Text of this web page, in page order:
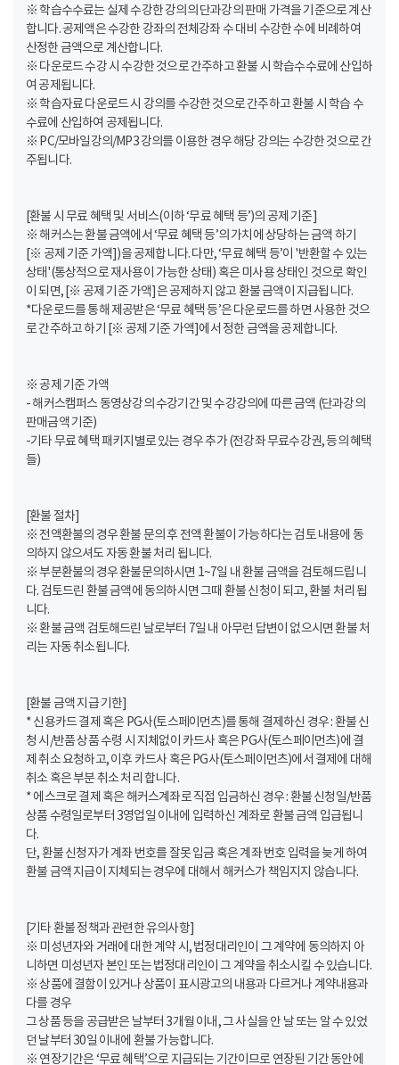
※ 학습수수료는 실제 수강한 강의의 단과강의 판매 가격을 기준으로 계산
합니다. 공제액은 수강한 강좌의 전체강좌 수 대비 수강한 수에 비례하여
산정한 금액으로 계산합니다.
※ 다운로드 수강 시 수강한 것으로 간주하고 환불 시 학습수수료에 산입하
여 공제됩니다.
※ 학습자료 다운로드 시 강의를 수강한 것으로 간주하고 환불 시 학습 수
수료에 산입하여 공제됩니다.
※ PC/모바일강의/MP3 강의를 이용한 경우 해당 강의는 수강한 것으로 간
주됩니다.
[환불 시 무료 혜택 및 서비스(이하 ‘무료 혜택 등’)의 공제 기준]
※ 해커스는 환불 금액에서 ‘무료 혜택 등’의 가치에 상당하는 금액 하기
[※ 공제 기준 가액])을 공제합니다. 다만, ‘무료 혜택 등’이 '반환할 수 있는
상태'(통상적으로 재사용이 가능한 상태) 혹은 미사용 상태인 것으로 확인
이 되면, [※ 공제 기준 가액]은 공제하지 않고 환불 금액이 지급됩니다.
*다운로드를 통해 제공받은 ‘무료 혜택 등’은 다운로드를 하면 사용한 것으
로 간주하고 하기 [※ 공제 기준 가액]에서 정한 금액을 공제합니다.
※ 공제 기준 가액
- 해커스캠퍼스 동영상강의 수강기간 및 수강강의에 따른 금액 (단과강의
판매금액 기준)
-기타 무료 혜택 패키지별로 있는 경우 추가 (전강좌 무료수강권, 등의 혜택
들)
[환불 절차]
※ 전액환불의 경우 환불 문의 후 전액 환불이 가능하다는 검토 내용에 동
의하지 않으셔도 자동 환불 처리 됩니다.
※ 부분환불의 경우 환불문의하시면 1~7일 내 환불 금액을 검토해드립니
다. 검토드린 환불 금액에 동의하시면 그때 환불 신청이 되고, 환불 처리 됩
니다.
※ 환불 금액 검토해드린 날로부터 7일 내 아무런 답변이 없으시면 환불 처
리는 자동 취소됩니다.
[환불 금액 지급 기한]
* 신용카드 결제 혹은 PG사(토스페이먼츠)를 통해 결제하신 경우 : 환불 신
청 시/반품 상품 수령 시 지체없이 카드사 혹은 PG사(토스페이먼츠)에 결
제 취소 요청하고, 이후 카드사 혹은 PG사(토스페이먼츠)에서 결제에 대해
취소 혹은 부분 취소 처리 합니다.
* 에스크로 결제 혹은 해커스계좌로 직접 입금하신 경우 : 환불 신청일/반품
상품 수령일로부터 3영업일 이내에 입력하신 계좌로 환불 금액 입급됩니
다.
단, 환불 신청자가 계좌 번호를 잘못 입금 혹은 계좌 번호 입력을 늦게 하여
환불 금액 지급이 지체되는 경우에 대해서 해커스가 책임지지 않습니다.
[기타 환불 정책과 관련한 유의사항]
※ 미성년자와 거래에 대한 계약 시, 법정대리인이 그 계약에 동의하지 아
니하면 미성년자 본인 또는 법정대리인이 그 계약을 취소시킬 수 있습니다.
※ 상품에 결함이 있거나 상품이 표시광고의 내용과 다르거나 계약내용과
다를 경우
그 상품 등을 공급받은 날부터 3개월 이내, 그 사실을 안 날 또는 알 수 있었
던 날부터 30일 이내에 환불 가능합니다.
※ 연장기간은 ‘무료 혜택’으로 지급되는 기간이므로 연장된 기간 동안에